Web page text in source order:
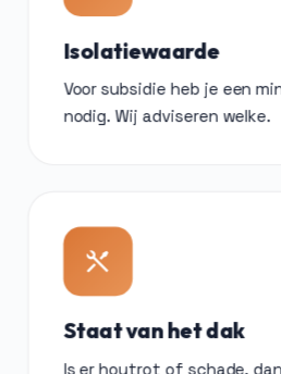
Isolatiewaarde
Voor subsidie heb je een
nodig. Wij adviseren welke.
Staat van het dak
Is er houtrot of schade,